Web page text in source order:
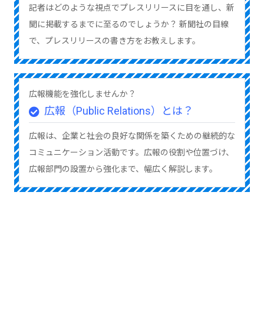
記者はどのような視点でプレスリリースに目を通し、新
聞に掲載するまでに至るのでしょうか？ 新聞社の目線
で、プレスリリースの書き方をお教えします。
広報機能を強化しませんか？
広報（Public Relations）とは？
広報は、企業と社会の良好な関係を築くための継続的な
コミュニケーション活動です。広報の役割や位置づけ、
広報部門の設置から強化まで、幅広く解説します。